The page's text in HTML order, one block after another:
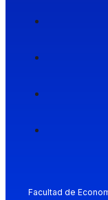
Facultad de